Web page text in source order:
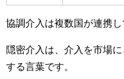
協調介入は複数国が連携し
隠密介入は、介入を市場
する言葉です。